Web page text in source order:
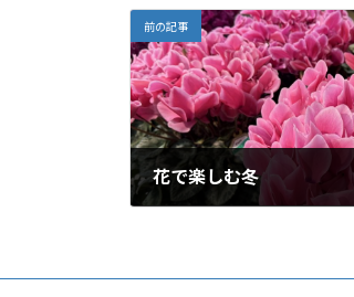
前の記事
花で楽しむ冬